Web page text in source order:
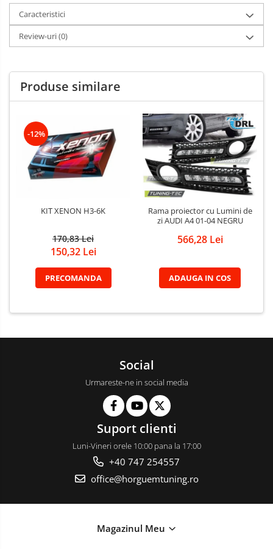
Caracteristici
Review-uri(0)
Produse similare
-12%
KIT XENON H3-6K
170,83 Lei
150,32 Lei
PRECOMANDA
Rama proiector cu Lumini de
zi AUDI A4 01-04 NEGRU
566,28 Lei
ADAUGA IN COS
Social
Urmareste-ne in social media
Suport clienti
Luni-Vineri orele 10:00 pana la 17:00
+40 747 254557
office@horguemtuning.ro
Magazinul Meu